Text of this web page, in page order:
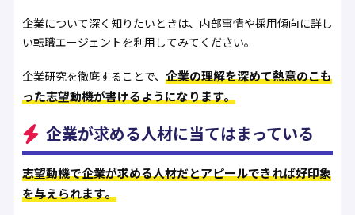
企業について深く知りたいときは、内部事情や採用傾向に詳し
い転職エージェントを利用してみてください。
企業研究を徹底することで、 企業の理解を深めて熱意のこも
った志望動機が書けるようになります。
企業が求める人材に当てはまっている
志望動機で企業が求める人材だとアピールできれば好印象
を与えられます。